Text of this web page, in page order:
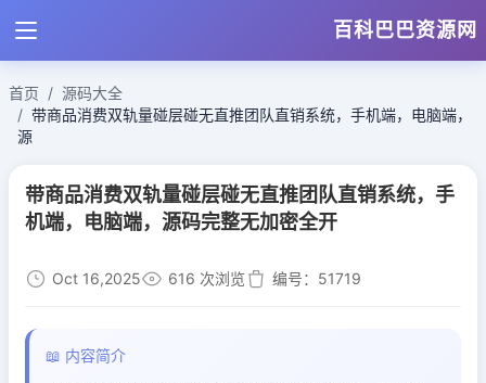
百科巴巴资源网
首页
源码大全
带商品消费双轨量碰层碰无直推团队直销系统，手机端，电脑端，
源
带商品消费双轨量碰层碰无直推团队直销系统，手
机端，电脑端，源码完整无加密全开
Oct 16,2025 616 次浏览 编号：51719
📖 内容简介